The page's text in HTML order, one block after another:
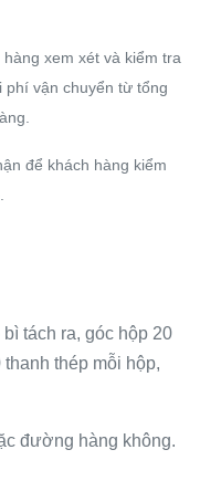
xem xét và kiểm tra
phí vận chuyển từ tổng
để khách hàng kiểm
tách ra, góc hộp 20
thép mỗi hộp,
đường hàng không.